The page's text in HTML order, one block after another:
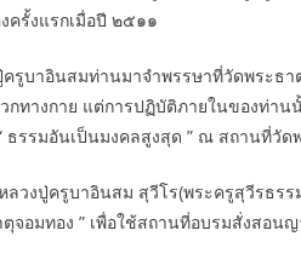
ครั้งแรกเมื่อปี ๒๕๑๑
บาอินสมท่านมาจำพรรษาที่วัดพระธา
กทางกาย แต่การปฏิบัติภายในของท่
รรมอันเป็นมงคลสูงสุด ” ณ สถานที่วัด
วงปู่ครูบาอินสม สุวีโร(พระครูสุวีรธร
อมทอง ” เพื่อใช้สถานที่อบรมสั่งสอน